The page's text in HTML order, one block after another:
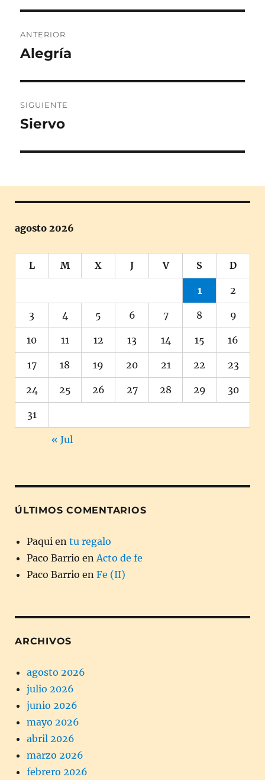
de
ANTERIOR
Entrada
Alegría
SIGUIENTE
Entrada
Siervo
agosto 2026
L M X J V S D
1 2
3 4 5 6 7 8 9
10 11 12 13 14 15 16
17 18 19 20 21 22 23
24 25 26 27 28 29 30
31
« Jul
ÚLTIMOS COMENTARIOS
Paqui en tu regalo
Paco Barrio en Acto de fe
Paco Barrio en Fe (II)
ARCHIVOS
agosto 2026
julio 2026
junio 2026
mayo 2026
abril 2026
marzo 2026
febrero 2026